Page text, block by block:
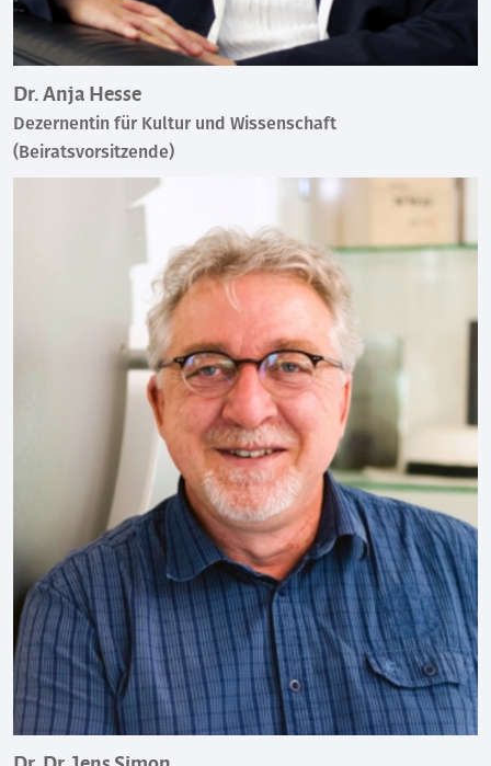
Dr. Anja Hesse
Dezernentin für Kultur und Wissenschaft
(Beiratsvorsitzende)